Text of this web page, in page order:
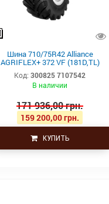
Шина 710/75R42 Alliance
AGRIFLEX+ 372 VF (181D,TL)
Ізраіль
Код: 300825 7107542
В наличии
171 936,00 грн.
159 200,00 грн.
КУПИТЬ